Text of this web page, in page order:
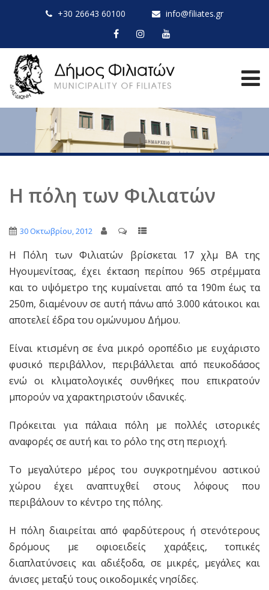
+30 26643 60100 info@filiates.gr
Η πόλη των Φιλιατών
30 Οκτωβρίου, 2012
Η Πόλη των Φιλιατών βρίσκεται 17 χλμ ΒΑ της
Ηγουμενίτσας, έχει έκταση περίπου 965 στρέμματα
και το υψόμετρο της κυμαίνεται από τα 190m έως τα
250m, διαμένουν σε αυτή πάνω από 3.000 κάτοικοι και
αποτελεί έδρα του ομώνυμου Δήμου.
Είναι κτισμένη σε ένα μικρό οροπέδιο με ευχάριστο
φυσικό περιβάλλον, περιβάλλεται από πευκοδάσος
ενώ οι κλιματολογικές συνθήκες που επικρατούν
μπορούν να χαρακτηριστούν ιδανικές.
Πρόκειται για πάλαια πόλη με πολλές ιστορικές
αναφορές σε αυτή και το ρόλο της στη περιοχή.
Το μεγαλύτερο μέρος του συγκροτημένου αστικού
χώρου έχει αναπτυχθεί στους λόφους που
περιβάλουν το κέντρο της πόλης.
Η πόλη διαιρείται από φαρδύτερους ή στενότερους
δρόμους με οφιοειδείς χαράξεις, τοπικές
διαπλατύνσεις και αδιέξοδα, σε μικρές, μεγάλες και
άνισες μεταξύ τους οικοδομικές νησίδες.